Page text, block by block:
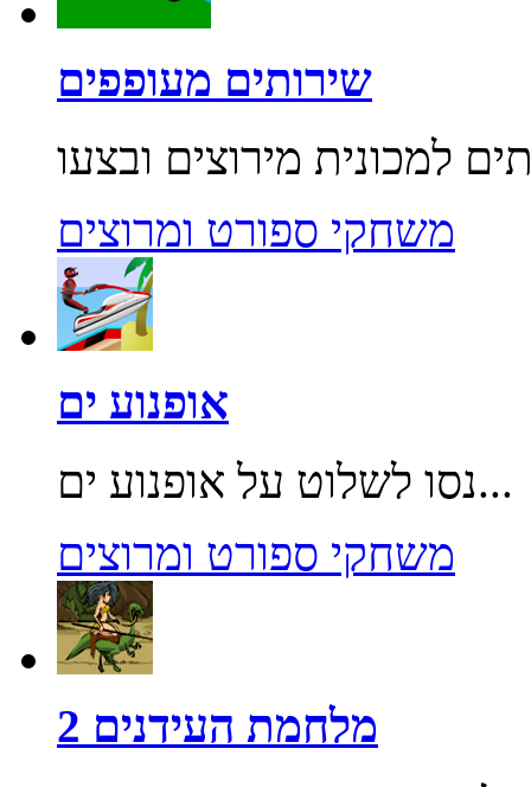
שירותים מעופפים
משחקי ספורט ומרוצים
אופנוע ים
נסו לשלוט על אופנוע ים...
משחקי ספורט ומרוצים
מלחמת העידנים 2